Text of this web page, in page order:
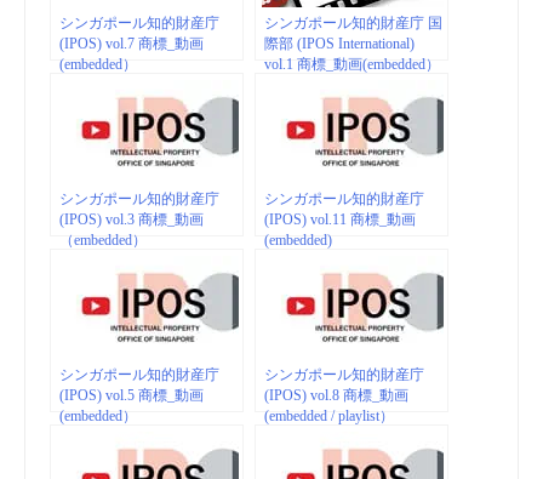
シンガポール知的財産庁
(IPOS) vol.7 商標_動画
(embedded）
シンガポール知的財産庁 国
際部 (IPOS International)
vol.1 商標_動画(embedded）
シンガポール知的財産庁
(IPOS) vol.3 商標_動画
（embedded）
シンガポール知的財産庁
(IPOS) vol.11 商標_動画
(embedded)
シンガポール知的財産庁
(IPOS) vol.5 商標_動画
(embedded）
シンガポール知的財産庁
(IPOS) vol.8 商標_動画
(embedded / playlist）